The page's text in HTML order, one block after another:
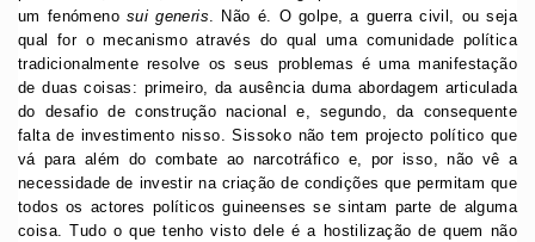
um fenómenosui generis. Não é. O golpe, a guerra civil, ou seja
qual for o mecanismo através do qual uma comunidade política
tradicionalmente resolve os seus problemas é uma manifestação
de duas coisas: primeiro, da ausência duma abordagem articulada
do desafio de construção nacional e, segundo, da consequente
falta de investimento nisso. Sissoko não tem projecto político que
vá para além do combate ao narcotráfico e, por isso, não vê a
necessidade de investir na criação de condições que permitam que
todos os actores políticos guineenses se sintam parte de alguma
coisa. Tudo o que tenho visto dele é a hostilização de quem não